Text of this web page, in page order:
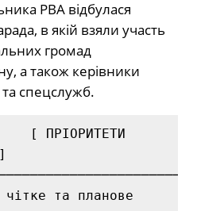
РВА відбулася
в якій взяли участь
громад
а також керівники
спецслужб.
чітке та планове